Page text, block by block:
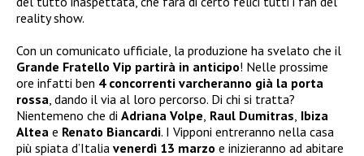
reality show.
Con un comunicato ufficiale, la produzione ha svelato che il
Grande Fratello Vip partirà in anticipo! Nelle prossime
ore infatti ben 4 concorrenti varcheranno già la porta
rossa , dando il via al loro percorso. Di chi si tratta?
Nientemeno che di Adriana Volpe Raul Dumitras Ibiza
Altea e Renato Biancardi. I Vipponi entreranno nella casa
più spiata d’Italia venerdì 13 marzo e inizieranno ad abitare